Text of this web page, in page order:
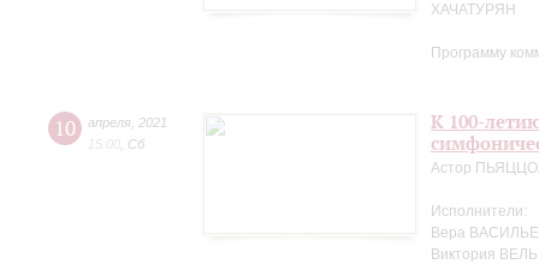
ХАЧАТУРЯН
Программу
10 апреля 2021
15:00 Сб
К 100-
Астор
Исполнители:
Вера
Виктория